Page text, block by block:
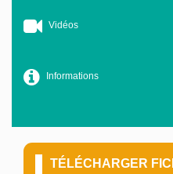
Vidéos
Informations
TÉLÉCHARGER